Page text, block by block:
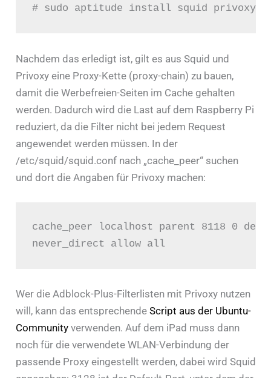
# sudo aptitude install squid privoxy
Nachdem das erledigt ist, gilt es aus Squid und
Privoxy eine Proxy-Kette (proxy-chain) zu bauen,
damit die Werbefreien-Seiten im Cache gehalten
werden. Dadurch wird die Last auf dem Raspberry Pi
reduziert, da die Filter nicht bei jedem Request
angewendet werden müssen. In der
/etc/squid/squid.conf nach „cache_peer“ suchen
und dort die Angaben für Privoxy machen:
cache_peer localhost parent 8118 0
never_direct allow all
Wer die Adblock-Plus-Filterlisten mit Privoxy nutzen
will, kann das entsprechende Script aus der Ubuntu-
Communityverwenden. Auf dem iPad muss dann
noch für die verwendete WLAN-Verbindung der
passende Proxy eingestellt werden, dabei wird Squid